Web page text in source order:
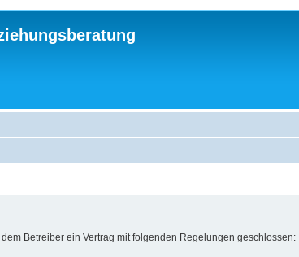
Betreiber ein Vertrag mit folgenden Regelungen geschlossen: